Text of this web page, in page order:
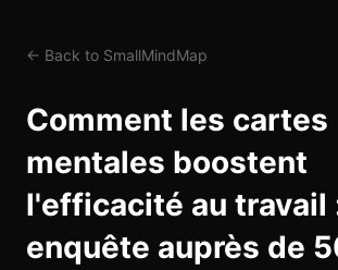
← Back to SmallMindMap
Comment les cartes
mentales boostent
l'efficacité au travail
enquête auprès de